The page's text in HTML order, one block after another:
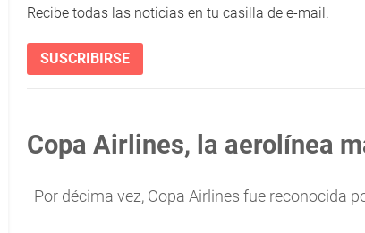
Recibe todas las noticias en tu casilla de e-mail.
SUSCRIBIRSE
Copa Airlines, la aerolínea
Por décima vez, Copa Airlines fue reconocida